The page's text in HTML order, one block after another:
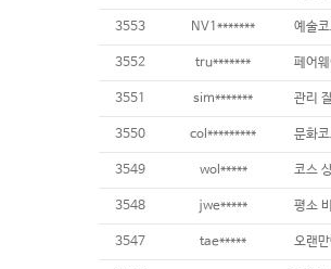
3553 NV1*******
3552 tru*******
3551 sim******* 관리
3550 col*********
3549 wol*****
3548 jwe*****
3547 tae*****